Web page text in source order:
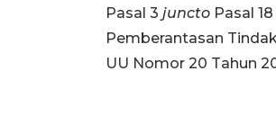
Pasal 3 juncto Pasal
Pemberantasan
UU Nomor 20 Tahun